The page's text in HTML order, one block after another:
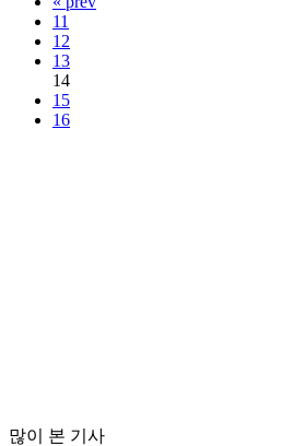
11
12
13
14
15
16
많이 본 기사